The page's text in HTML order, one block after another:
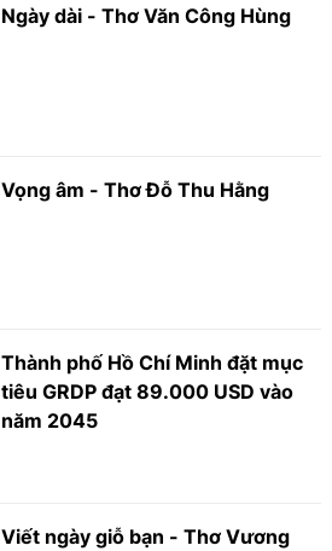
Ngày dài - Thơ Văn Công Hùng
Vọng âm - Thơ Đỗ Thu Hằng
Thành phố Hồ Chí Minh đặt mục
tiêu GRDP đạt 89.000 USD vào
năm 2045
Viết ngày giỗ bạn - Thơ Vương